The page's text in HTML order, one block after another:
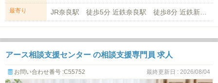
最寄り
アース相談支援センター の相談支援専門員 求人
お問い合わせ番号 :C55752 最終更新日 : 2026/08/04